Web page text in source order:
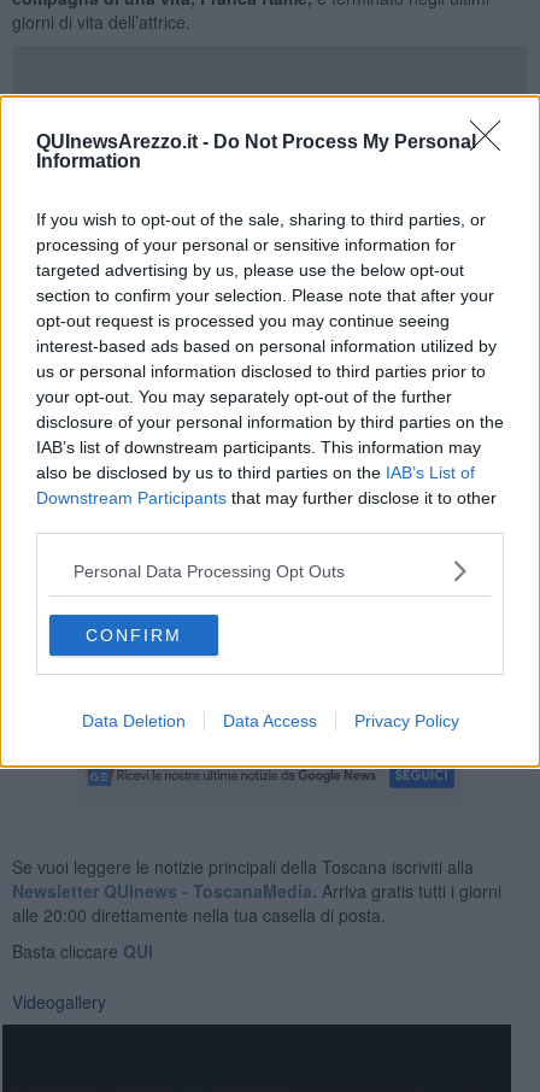
QUInewsArezzo.it - Do Not Process My Personal
Information
If you wish to opt-out of the sale, sharing to third parties, or
processing of your personal or sensitive information for
targeted advertising by us, please use the below opt-out
section to confirm your selection. Please note that after your
opt-out request is processed you may continue seeing
interest-based ads based on personal information utilized by
us or personal information disclosed to third parties prior to
your opt-out. You may separately opt-out of the further
disclosure of your personal information by third parties on the
IAB’s list of downstream participants. This information may
also be disclosed by us to third parties on the IAB’s List of
Downstream Participants that may further disclose it to other
Personal Data Processing Opt Outs
CONFIRM
Data Deletion Data Access Privacy Policy
giorni di vita dell’attrice.
esto ripercorre l’amara esperienza vissuta dalla Rame in
Parlamento, 19 sudatissimi mesi a cavallo tra il 2006 e il 2008
Narrato senza mediazioni e con la sensibilità teatrale e comica di
chi ha vissuto sempre sulla scena,In fuga dal Senato è un
racconto drammatico e al tempo stesso grottesco, legato a doppio
all’impegno civile e politico condotto dalla Rame nel corso
di una vita e mai terminato, nemmeno dopo le sofferte
dimissioni.
Adesso i l testimone passa al marito Dario Fo, che si incarica di
raccontare l’esperienza più che mai attuale sperimentata dalla
moglie in Parlamento.
Un prezioso lascito,una testimonianza civile e politica dai
risvolti comici, ricca di nomi, storie e vicissitudiniin grado di
strappare una risata e più di una riflessione. In scena con il
Premio Nobel tre giovani attori,Maria Chiara Di Marco, Roberta
Lo spettacolo si inserisce nel tema della seconda edizione di
Icastica intitolatarestart, “la ripartenza, la rinascita, sia quella
dopo una guerra o dopo una crisi economica, o dopo una
delusione”, che fa da filo conduttore agli eventi di teatro e danza -
Se vuoi leggere le notizie principali della Toscana iscriviti alla
Newsletter QUInews - ToscanaMedia. Arriva gratis tutti i giorni
alle 20:00 direttamente nella tua casella di posta.
Basta cliccare QUI
Videogallery